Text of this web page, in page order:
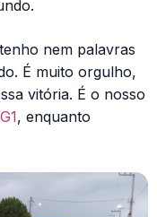
nem palavras
É muito orgulho,
vitória. É o nosso
G1, enquanto